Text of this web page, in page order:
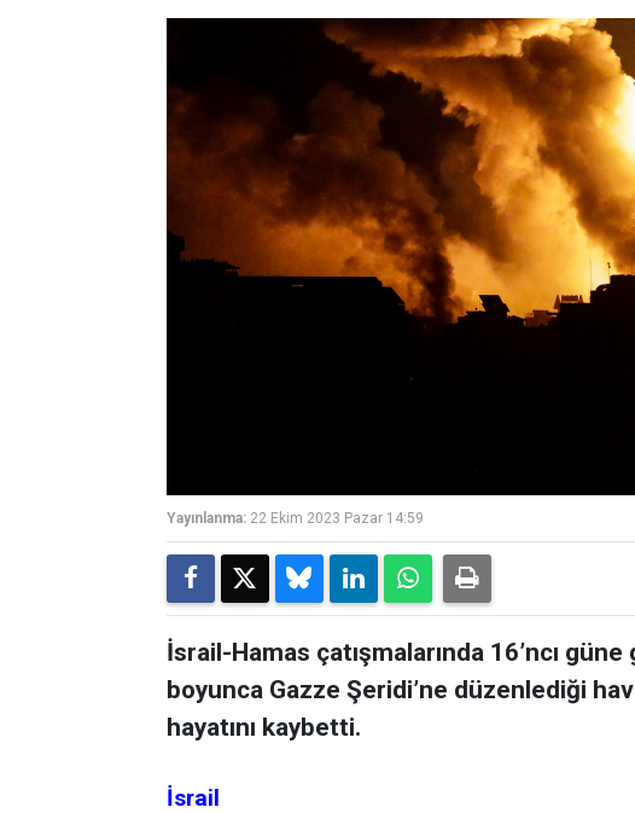
Yayınlanma: 22 Ekim 2023 Pazar 14:59
İsrail-Hamas çatışmalarında 16’ncı
boyunca Gazze Şeridi’ne düzenlediği
hayatını kaybetti.
İsrail